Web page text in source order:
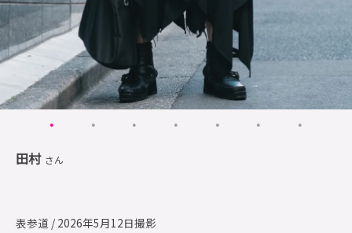
田村 さん
表参道 / 2026年5月12日撮影